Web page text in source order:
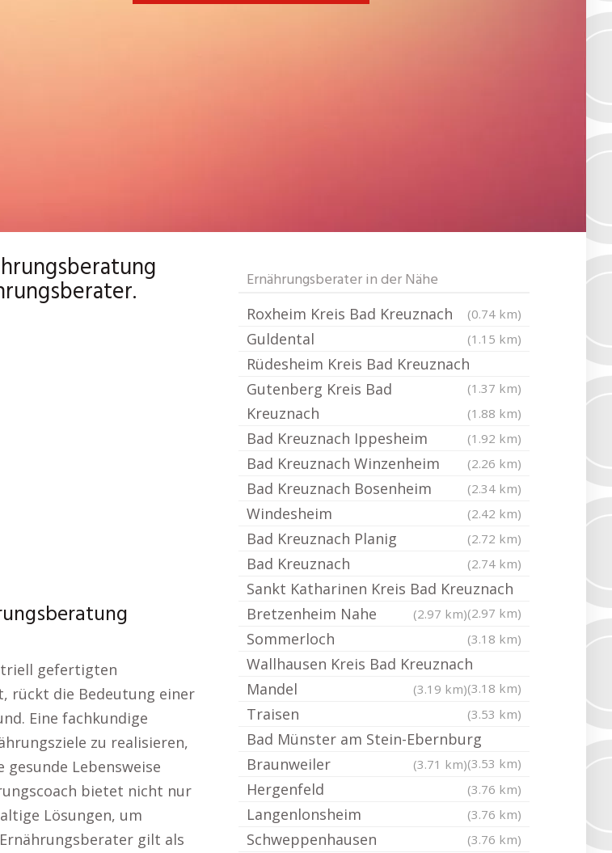
gefertigten
rückt die Bedeutung einer
Eine fachkundige
zu realisieren,
Lebensweise
bietet nicht nur
Lösungen, um
gilt als
Ernährungsberater in der Nähe
Roxheim Kreis Bad Kreuznach (0.74 km)
Guldental (1.15 km)
Rüdesheim Kreis Bad Kreuznach
(1.37 km)
Gutenberg Kreis Bad
Kreuznach
(1.88 km)
Bad Kreuznach Ippesheim (1.92 km)
Bad Kreuznach Winzenheim (2.26 km)
Bad Kreuznach Bosenheim (2.34 km)
Windesheim (2.42 km)
Bad Kreuznach Planig (2.72 km)
Bad Kreuznach (2.74 km)
Sankt Katharinen Kreis Bad Kreuznach
(2.97 km)
Bretzenheim Nahe (2.97 km)
Sommerloch (3.18 km)
Wallhausen Kreis Bad Kreuznach
(3.18 km)
Mandel (3.19 km)
Traisen (3.53 km)
Bad Münster am Stein-Ebernburg
(3.53 km)
Braunweiler (3.71 km)
Hergenfeld (3.76 km)
Langenlonsheim (3.76 km)
Schweppenhausen (3.76 km)